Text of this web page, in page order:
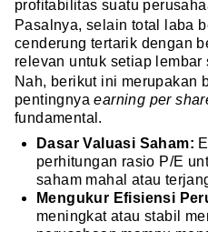
profitabilitas suatu
Pasalnya, selain total laba
cenderung tertarik dengan
relevan untuk setiap lembar
Nah, berikut ini merupakan
pentingnyaearning per
fundamental.
Dasar Valuasi Saham:
perhitungan rasio P/E
saham mahal atau
Mengukur Efisiensi
meningkat atau stabil